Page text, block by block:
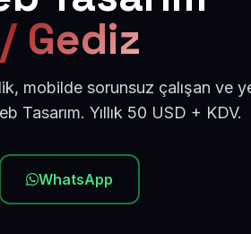
Gediz
mobilde sorunsuz çalışan ve
Tasarım. Yıllık 50 USD + KDV.
WhatsApp